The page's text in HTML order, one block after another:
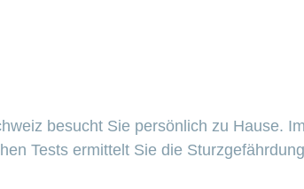
besucht Sie persönlich zu Hause.
Tests ermittelt Sie die